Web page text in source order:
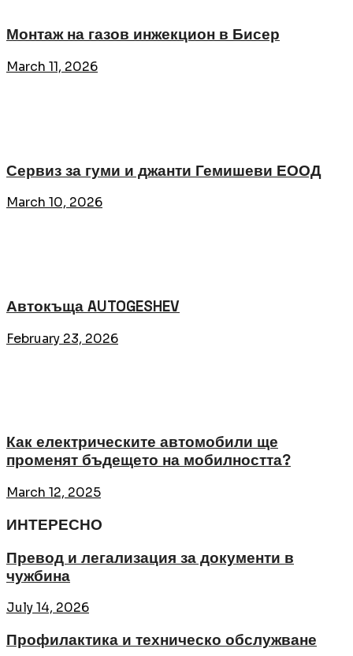
Монтаж на газов инжекцион в Бисер
March 11, 2026
Сервиз за гуми и джанти Гемишеви ЕООД
March 10, 2026
Автокъща AUTOGESHEV
February 23, 2026
Как електрическите автомобили ще
променят бъдещето на мобилността?
March 12, 2025
ИНТЕРЕСНО
Превод и легализация за документи в
чужбина
July 14, 2026
Профилактика и техническо обслужване